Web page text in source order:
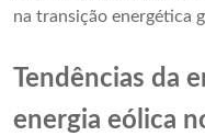
na transição energética
Tendências da
energia eólica